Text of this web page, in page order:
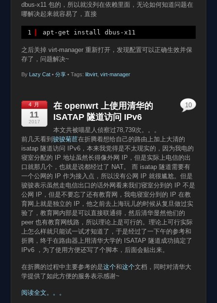
dbus-x11 包的，所以就没列在依赖里面，无论如何知道问题在
哪解决起来就容易了，直接
1 apt-get install dbus-x11
之后关掉 virt-manager 重新打开，发现配置可以正确生效并保
存了，问题解决~
By Lazy Cat• 分享 • Tags: libvirt, virt-manager
4 月
11
2017
在 openwrt 上使用清华的
ISATAP 隧道访问 IPv6
本文共被喵星人侦察过78,739次。。。
前几天看到 骏骏菊苣在折腾着想给自己的路由上加上大清的
isatap 隧道访问 IPv6，本来我觉得是不太现实的，因为我电的
寝室分配的 IP 地址虽然长得像外网 IP，但是实际上电信的出
口就那几个，也就是说都经过了 NAT。 而 isatap 隧道需要有
一个公网的 IP 作为接入点，所以没有公网 IP 就很尴尬。但是
骏骏表示虽然走电信出口的话外网看来我们寝室分到的 IP 不是
公网 IP，但是不要忘了还有教育网，我电寝室分到的 IP 在教
育网上就是独立的 IP，他之前去上海玩儿的时候从复旦做过实
验了，教育网内部是可以直接联通得，然后清华显然他们的
peer 也有教育网线路，所以理论上是可行的。理论上可行实际
上怎么样就只能试一试才知道了，于是经过了一下午的参考和
折腾，终于在路由器上用清华大学的 ISATAP 隧道成功搞定了
IPv6 ，为了使用方便还写了个脚本，后面会贴出来。
在折腾的过程中主要参考的是这个和这个文档，同时对清华大
学提供了如此方便的服务表示感谢~
阅读全文。。。
10